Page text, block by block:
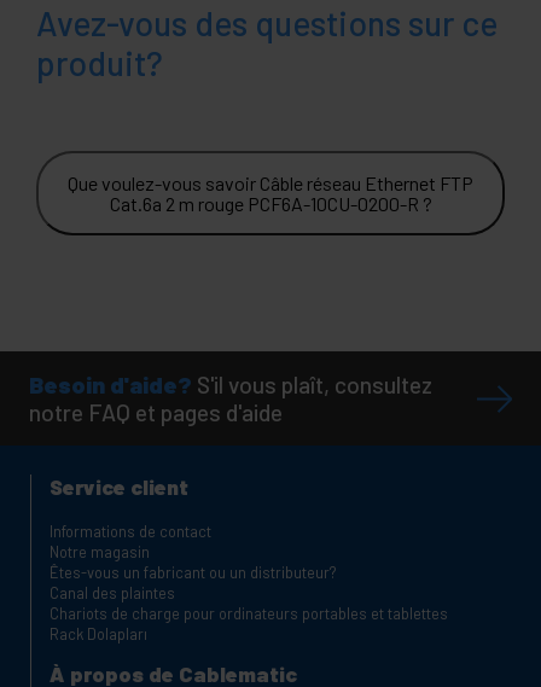
Avez-vous des questions sur ce
produit?
Que voulez-vous savoir Câble réseau Ethernet FTP
Cat.6a 2 m rouge PCF6A-10CU-0200-R ?
Besoin d'aide? S'il vous plaît, consultez
notre FAQ et pages d'aide
Service client
Informations de contact
Notre magasin
Êtes-vous un fabricant ou un distributeur?
Canal des plaintes
Chariots de charge pour ordinateurs portables et tablettes
Rack Dolapları
À propos de Cablematic